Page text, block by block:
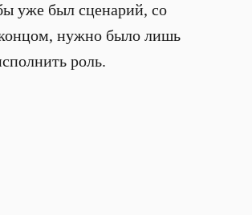
уже был сценарий, со
нужно было лишь
роль.